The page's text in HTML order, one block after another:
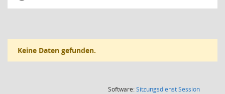
Keine Daten gefunden.
Software:SitzungsdienstSession(Wird in